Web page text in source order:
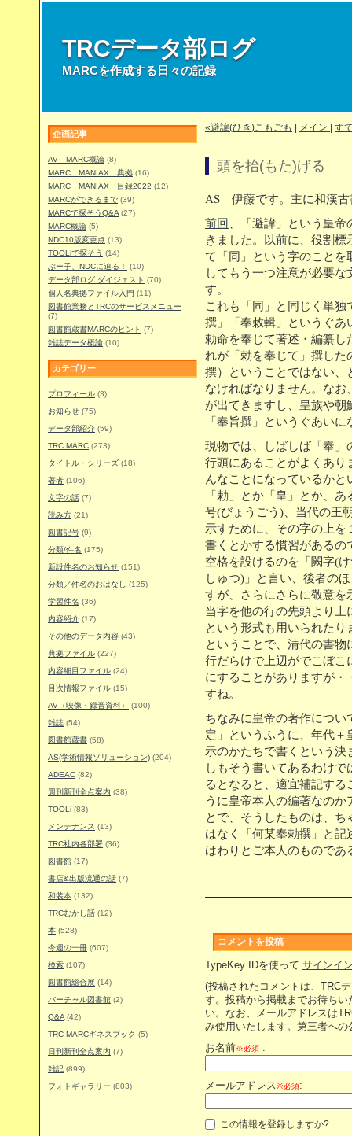
TRCデータ部ログ
MARCを作成する日々の記録
企画記事
AV MARC概論 (8)
MARC MANIAX 典拠 (16)
MARC MANIAX 目録2022 (12)
MARCができるまで (39)
MARCで探そうQ&A (27)
MARC概論 (5)
NDC10版変更点 (13)
TOOLiで探そう (14)
ぶー子、NDCに迫る！
(10)
データ部ログ ダイジェスト (70)
個人名典拠ファイル入門 (11)
図書館業務とTRCのサービスメニュー
(7)
図書館蔵書MARCのヒント (7)
雑誌データ概論 (10)
カテゴリー
プロフィール (3)
お知らせ (75)
データ部紹介 (59)
TRC MARC (273)
タイトル・シリーズ (18)
著者 (106)
文字の話 (7)
読み方 (21)
図書記号 (9)
分類/件名 (175)
新設件名のお知らせ (151)
分類／件名のおはなし
(125)
学習件名 (36)
内容紹介 (17)
その他のデータ内容 (43)
典拠ファイル (227)
内容細目ファイル (24)
目次情報ファイル (15)
AV（映像・録音資料）
(100)
雑誌 (54)
図書館蔵書 (58)
AS(学術情報ソリューション) (204)
ADEAC (82)
週刊新刊全点案内 (38)
TOOLi (83)
メンテナンス (13)
TRC社内各部署 (36)
図書館 (17)
書店&出版流通の話 (7)
和装本 (132)
TRCむかし話 (12)
本 (528)
今週の一冊 (607)
検索 (107)
図書館総合展 (14)
バーチャル図書館 (2)
Q&A (42)
TRC MARCギネスブック (5)
日刊新刊全点案内 (7)
雑記 (899)
フォトギャラリー (803)
«避諱(ひき)こもごも メイン す
頭を抬(もた)げる
AS 伊藤です。主に和漢古
前回
、「避諱」という皇
きました。
以前に、役割標
て「同」という字のことを
してもう一つ注意が必要
す。
これも「同」と同じく単
撰」「奉敕輯」というぐあ
勅命を奉じて著述・編纂し
れが「勅を奉じて」撰し
撰）ということではない、
なければなりません。な
が出てきますし、皇族や
「奉旨撰」というぐあいに
現物では、しばしば「奉」
行頭にあることがよくあり
んなことになっているか
「勅」とか「皇」とか、
号(びょうごう)、当代の王
示すために、その字の上
書くとかする慣習があるの
空格を設けるのを「闕字(
しゅつ)」と言い、後者の
すが、さらにさらに敬意を
当字を他の行の先頭より
という形式も用いられたり
ということで、清代の書
行だらけで上辺がでこぼこ
にすることがありますが
すね。
ちなみに皇帝の著作につ
定」というふうに、年代
示のかたちで書くという
しもそう書いてあるわけ
るとなると、適宜補記す
うに皇帝本人の編著なの
とで、そうしたものは、
はなく「何某奉勅撰」と
はわりとご本人のものであ
コメントを投稿
TypeKey IDを使って サインイ
(投稿されたコメントは、TRC
す。投稿から掲載までお待ち
い。なお、メールアドレスは
み使用いたします。第三者へ
お名前※必須 :
メールアドレス※必須:
この情報を登録しますか?